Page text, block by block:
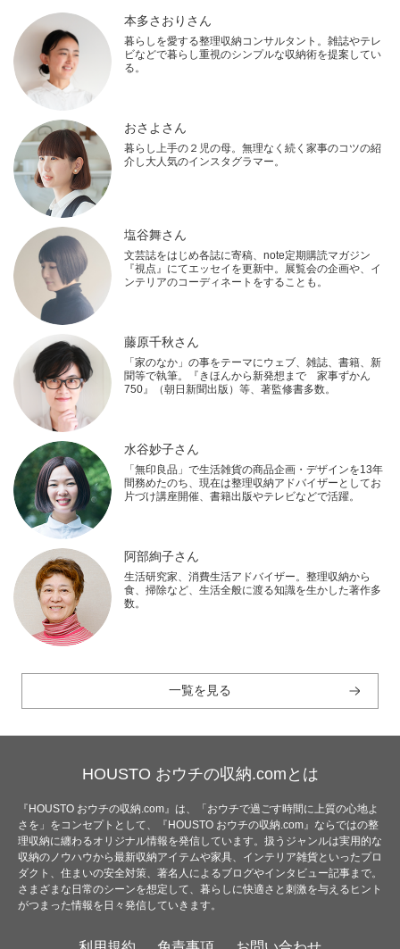
本多さおりさん
暮らしを愛する整理収納コンサルタント。雑誌やテレ
ビなどで暮らし重視のシンプルな収納術を提案してい
る。
おさよさん
暮らし上手の２児の母。無理なく続く家事のコツの紹
介し大人気のインスタグラマー。
塩谷舞さん
文芸誌をはじめ各誌に寄稿、note定期購読マガジン
『視点』にてエッセイを更新中。展覧会の企画や、イ
ンテリアのコーディネートをすることも。
藤原千秋さん
「家のなか」の事をテーマにウェブ、雑誌、書籍、新
聞等で執筆。『きほんから新発想まで 家事ずかん
750』（朝日新聞出版）等、著監修書多数。
水谷妙子さん
「無印良品」で生活雑貨の商品企画・デザインを13年
間務めたのち、現在は整理収納アドバイザーとしてお
片づけ講座開催、書籍出版やテレビなどで活躍。
阿部絢子さん
生活研究家、消費生活アドバイザー。整理収納から
食、掃除など、生活全般に渡る知識を生かした著作多
数。
一覧を見る
HOUSTO おウチの収納.comとは
『HOUSTO おウチの収納.com』は、「おウチで過ごす時間に上質の心地よ
さを」をコンセプトとして、『HOUSTO おウチの収納.com』ならではの整
理収納に纏わるオリジナル情報を発信しています。扱うジャンルは実用的な
収納のノウハウから最新収納アイテムや家具、インテリア雑貨といったプロ
ダクト、住まいの安全対策、著名人によるブログやインタビュー記事まで。
さまざまな日常のシーンを想定して、暮らしに快適さと刺激を与えるヒント
がつまった情報を日々発信していきます。